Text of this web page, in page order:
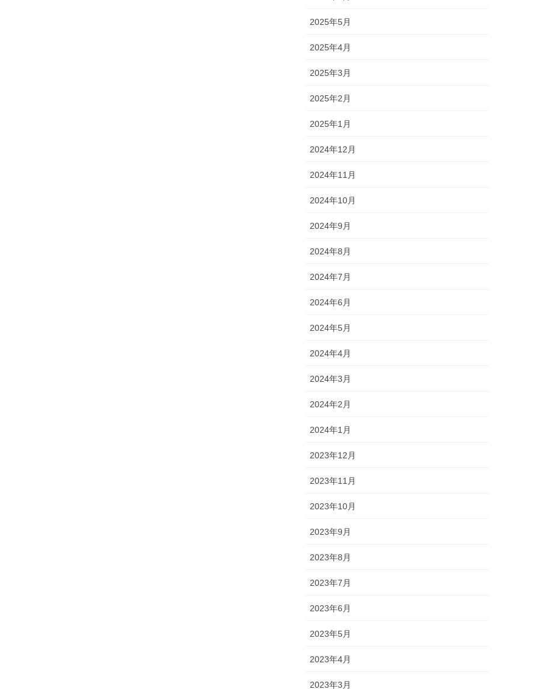
2025年5月
2025年4月
2025年3月
2025年2月
2025年1月
2024年12月
2024年11月
2024年10月
2024年9月
2024年8月
2024年7月
2024年6月
2024年5月
2024年4月
2024年3月
2024年2月
2024年1月
2023年12月
2023年11月
2023年10月
2023年9月
2023年8月
2023年7月
2023年6月
2023年5月
2023年4月
2023年3月